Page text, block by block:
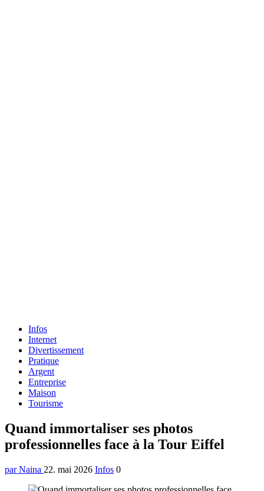
Formulaire
recherche
Infos
Internet
Divertissement
Pratique
Argent
Entreprise
Maison
Tourisme
Menu
Quand immortaliser ses photos
professionnelles face à la Tour Eiffel
par Naina 22. mai 2026 Infos 0